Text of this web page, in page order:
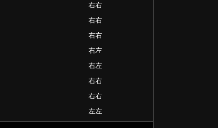
右右
右右
右右
右左
右左
右右
右右
左左